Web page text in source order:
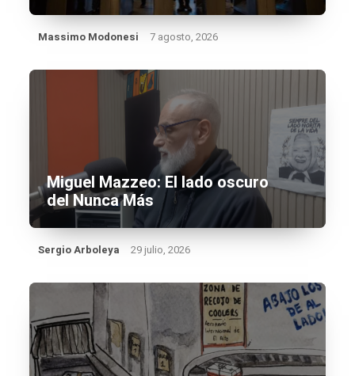
Massimo Modonesi 7 agosto, 2026
Miguel Mazzeo: El lado oscuro
del Nunca Más
Sergio Arboleya 29 julio, 2026